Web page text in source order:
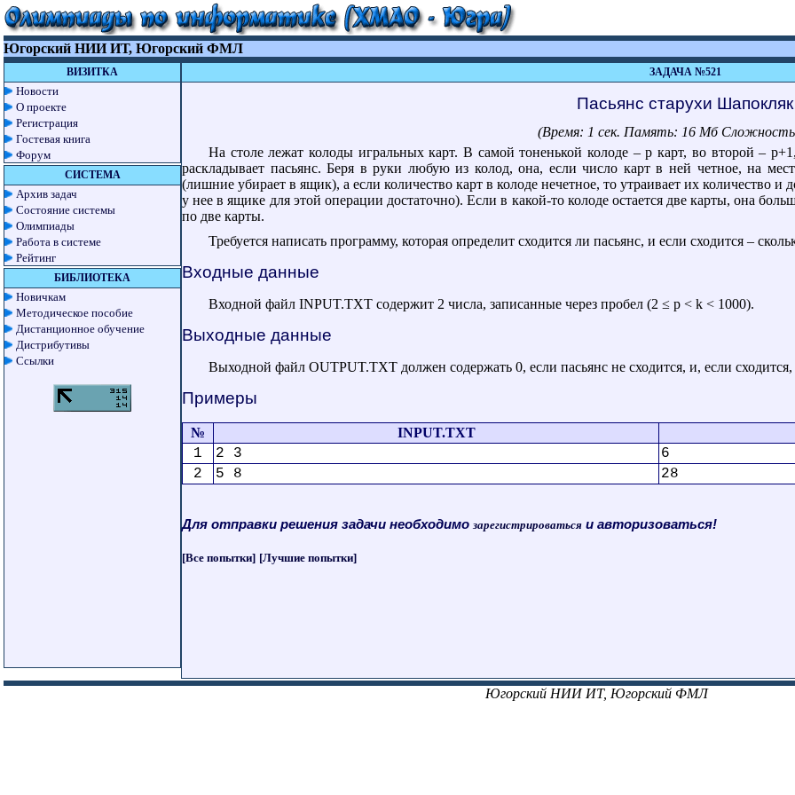
Югорский НИИ ИТ, Югорский ФМЛ
ВИЗИТКА
Новости
О проекте
Регистрация
Гостевая книга
Форум
СИСТЕМА
Архив задач
Состояние системы
Олимпиады
Работа в системе
Рейтинг
БИБЛИОТЕКА
Новичкам
Методическое пособие
Дистанционное обучение
Дистрибутивы
Ссылки
ЗАДАЧА №521
Пасьянс старухи Шапокляк
(Время: 1 сек. Память: 16 Мб
На столе лежат колоды игральных карт. В самой тоненькой колоде – p карт, во второй –
раскладывает пасьянс. Беря в руки любую из колод, она, если число карт в ней четное, на
(лишние убирает в ящик), а если количество карт в колоде нечетное, то утраивает их количество и
у нее в ящике для этой операции достаточно). Если в какой-то колоде остается две карты, она
по две карты.
Требуется написать программу, которая определит сходится ли пасьянс, и если сходится –
Входные данные
Входной файл INPUT.TXT содержит 2 числа, записанные через пробел (2 ≤ p < k < 1000).
Выходные данные
Выходной файл OUTPUT.TXT должен содержать 0, если пасьянс не сходится, и, если
Примеры
№ INPUT.TXT
1 2 3
6
2
5 8 28
Для отправки решения задачи необходимо зарегистрироваться и авторизоваться!
[Все попытки] [Лучшие попытки]
Югорский НИИ ИТ, Югорский ФМЛ